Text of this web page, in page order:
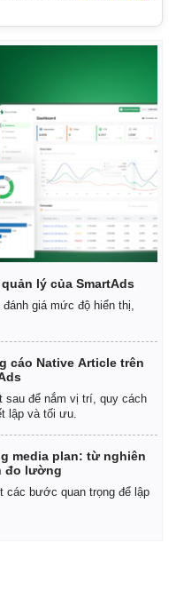
- Xe máy
tô
máy
lý của SmartAds
giá mức độ hiển thị,
cáo Native Article trên
sau để nắm vị trí, quy cách
lập và tối ưu.
media plan: từ nghiên
đo lường
các bước quan trọng để lập